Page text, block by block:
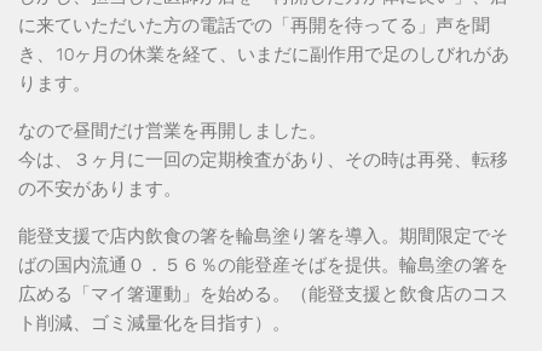
に来ていただいた方の電話での「再開を待ってる」声を聞
き、10ヶ月の休業を経て、いまだに副作用で足のしびれがあ
ります。
なので昼間だけ営業を再開しました。
今は、３ヶ月に一回の定期検査があり、その時は再発、転移
の不安があります。
能登支援で店内飲食の箸を輪島塗り箸を導入。期間限定でそ
ばの国内流通０．５６％の能登産そばを提供。輪島塗の箸を
広める「マイ箸運動」を始める。（能登支援と飲食店のコス
ト削減、ゴミ減量化を目指す）。